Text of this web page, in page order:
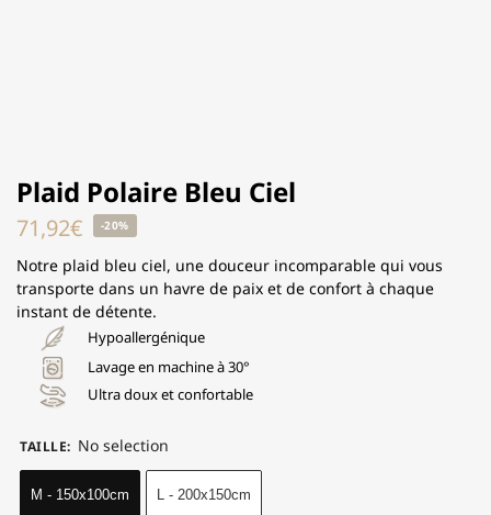
Plaid Polaire Bleu Ciel
71,92€ -20%
Notre plaid bleu ciel, une douceur incomparable qui vous
transporte dans un havre de paix et de confort à chaque
instant de détente.
Hypoallergénique
Lavage en machine à 30°
Ultra doux et confortable
TAILLE: No selection
M - 150x100cm L - 200x150cm